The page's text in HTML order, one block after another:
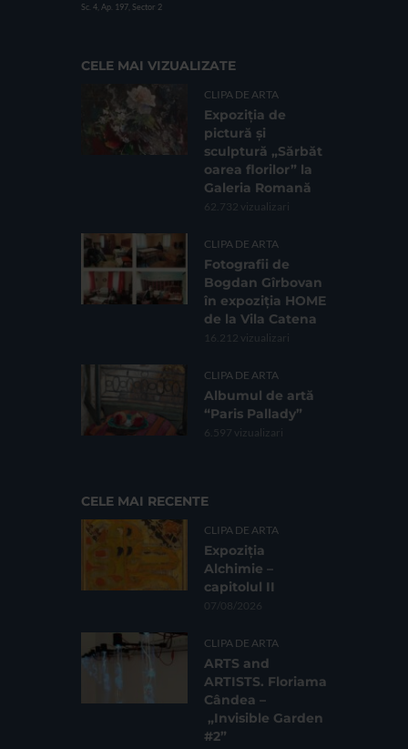
Sc. 4, Ap. 197, Sector 2
CELE MAI VIZUALIZATE
CLIPA DE ARTA
Expoziția de
pictură și
sculptură „Sărbăt
oarea florilor” la
Galeria Romană
62.732 vizualizari
CLIPA DE ARTA
Fotografii de
Bogdan Gîrbovan
în expoziția HOME
de la Vila Catena
16.212 vizualizari
CLIPA DE ARTA
Albumul de artă
“Paris Pallady”
6.597 vizualizari
CELE MAI RECENTE
CLIPA DE ARTA
Expoziția
Alchimie –
capitolul II
07/08/2026
CLIPA DE ARTA
ARTS and
ARTISTS. Floriama
Cândea –
„Invisible Garden
#2”